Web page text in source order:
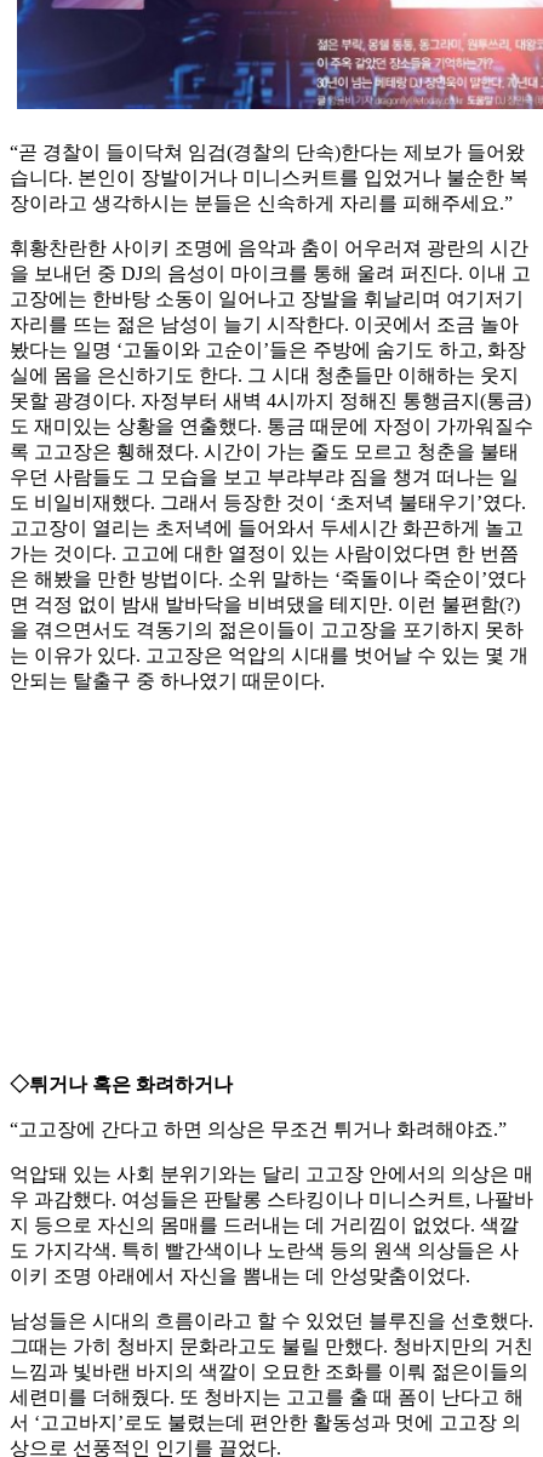
“곧 경찰이 들이닥쳐 임검(경찰의 단속)한다는 제보가 들어왔
습니다. 본인이 장발이거나 미니스커트를 입었거나 불순한 복
장이라고 생각하시는 분들은 신속하게 자리를 피해주세요.”
휘황찬란한 사이키 조명에 음악과 춤이 어우러져 광란의 시간
을 보내던 중 DJ의 음성이 마이크를 통해 울려 퍼진다. 이내 고
고장에는 한바탕 소동이 일어나고 장발을 휘날리며 여기저기
자리를 뜨는 젊은 남성이 늘기 시작한다. 이곳에서 조금 놀아
봤다는 일명 ‘고돌이와 고순이’들은 주방에 숨기도 하고, 화장
실에 몸을 은신하기도 한다. 그 시대 청춘들만 이해하는 웃지
못할 광경이다. 자정부터 새벽 4시까지 정해진 통행금지(통금)
도 재미있는 상황을 연출했다. 통금 때문에 자정이 가까워질수
록 고고장은 휑해졌다. 시간이 가는 줄도 모르고 청춘을 불태
우던 사람들도 그 모습을 보고 부랴부랴 짐을 챙겨 떠나는 일
도 비일비재했다. 그래서 등장한 것이 ‘초저녁 불태우기’였다.
고고장이 열리는 초저녁에 들어와서 두세시간 화끈하게 놀고
가는 것이다. 고고에 대한 열정이 있는 사람이었다면 한 번쯤
은 해봤을 만한 방법이다. 소위 말하는 ‘죽돌이나 죽순이’였다
면 걱정 없이 밤새 발바닥을 비벼댔을 테지만. 이런 불편함(?)
을 겪으면서도 격동기의 젊은이들이 고고장을 포기하지 못하
는 이유가 있다. 고고장은 억압의 시대를 벗어날 수 있는 몇 개
안되는 탈출구 중 하나였기 때문이다.
◇튀거나 혹은 화려하거나
“고고장에 간다고 하면 의상은 무조건 튀거나 화려해야죠.”
억압돼 있는 사회 분위기와는 달리 고고장 안에서의 의상은 매
우 과감했다. 여성들은 판탈롱 스타킹이나 미니스커트, 나팔바
지 등으로 자신의 몸매를 드러내는 데 거리낌이 없었다. 색깔
도 가지각색. 특히 빨간색이나 노란색 등의 원색 의상들은 사
이키 조명 아래에서 자신을 뽐내는 데 안성맞춤이었다.
남성들은 시대의 흐름이라고 할 수 있었던 블루진을 선호했다.
그때는 가히 청바지 문화라고도 불릴 만했다. 청바지만의 거친
느낌과 빛바랜 바지의 색깔이 오묘한 조화를 이뤄 젊은이들의
세련미를 더해줬다. 또 청바지는 고고를 출 때 폼이 난다고 해
서 ‘고고바지’로도 불렸는데 편안한 활동성과 멋에 고고장 의
상으로 선풍적인 인기를 끌었다.